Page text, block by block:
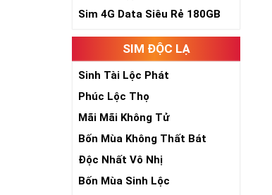
Sim 4G Data Siêu Rẻ 180GB
SIM ĐỘC LẠ
Sinh Tài Lộc Phát
Phúc Lộc Thọ
Mãi Mãi Không Tử
Bốn Mùa Không Thất Bát
Độc Nhất Vô Nhị
Bốn Mùa Sinh Lộc